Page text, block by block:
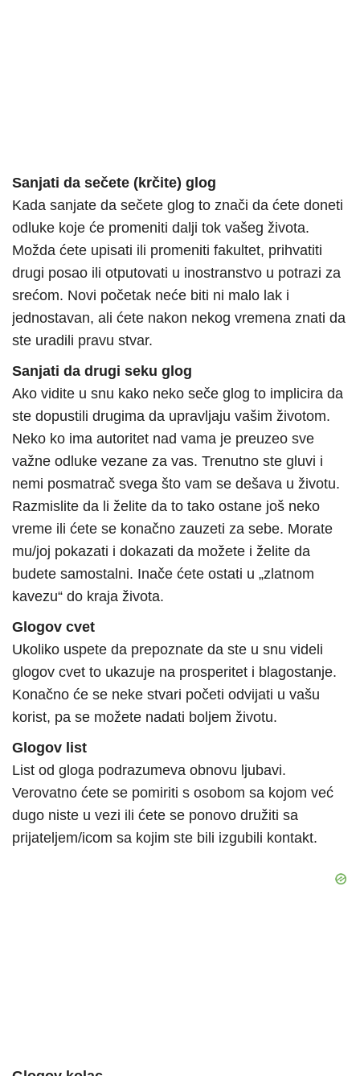
Sanjati da sečete (krčite) glog
Kada sanjate da sečete glog to znači da ćete doneti
odluke koje će promeniti dalji tok vašeg života.
Možda ćete upisati ili promeniti fakultet, prihvatiti
drugi posao ili otputovati u inostranstvo u potrazi za
srećom. Novi početak neće biti ni malo lak i
jednostavan, ali ćete nakon nekog vremena znati da
ste uradili pravu stvar.
Sanjati da drugi seku glog
Ako vidite u snu kako neko seče glog to implicira da
ste dopustili drugima da upravljaju vašim životom.
Neko ko ima autoritet nad vama je preuzeo sve
važne odluke vezane za vas. Trenutno ste gluvi i
nemi posmatrač svega što vam se dešava u životu.
Razmislite da li želite da to tako ostane još neko
vreme ili ćete se konačno zauzeti za sebe. Morate
mu/joj pokazati i dokazati da možete i želite da
budete samostalni. Inače ćete ostati u „zlatnom
kavezu“ do kraja života.
Glogov cvet
Ukoliko uspete da prepoznate da ste u snu videli
glogov cvet to ukazuje na prosperitet i blagostanje.
Konačno će se neke stvari početi odvijati u vašu
korist, pa se možete nadati boljem životu.
Glogov list
List od gloga podrazumeva obnovu ljubavi.
Verovatno ćete se pomiriti s osobom sa kojom već
dugo niste u vezi ili ćete se ponovo družiti sa
prijateljem/icom sa kojim ste bili izgubili kontakt.